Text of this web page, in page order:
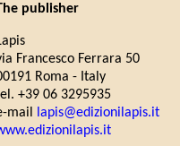
publisher
Francesco Ferrara 50
Roma - Italy
+39 06 3295935
mail
lapis@edizionilapis.it